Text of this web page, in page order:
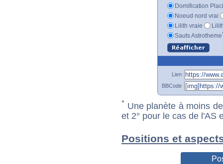
Domification
Noeud nord vrai
Lilith vraie
Sauts Astrotheme
Lien
BBCode
* Une planète à moins
et 2° pour le cas de l'AS
Positions et